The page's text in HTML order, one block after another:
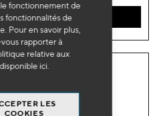
fonctionnement de
fonctionnalités de
Pour en savoir plus,
rapporter à
relative aux
ici
LES
COOKIES
AJOUTER AU PANIER